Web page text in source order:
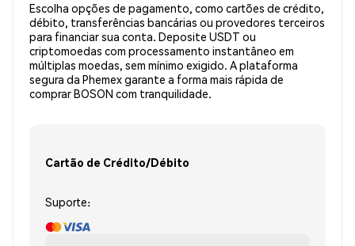
Escolha opções de pagamento, como cartões de crédito,
débito, transferências bancárias ou provedores terceiros
para financiar sua conta. Deposite USDT ou
criptomoedas com processamento instantâneo em
múltiplas moedas, sem mínimo exigido. A plataforma
segura da Phemex garante a forma mais rápida de
comprar BOSON com tranquilidade.
Cartão de Crédito/Débito
Suporte: